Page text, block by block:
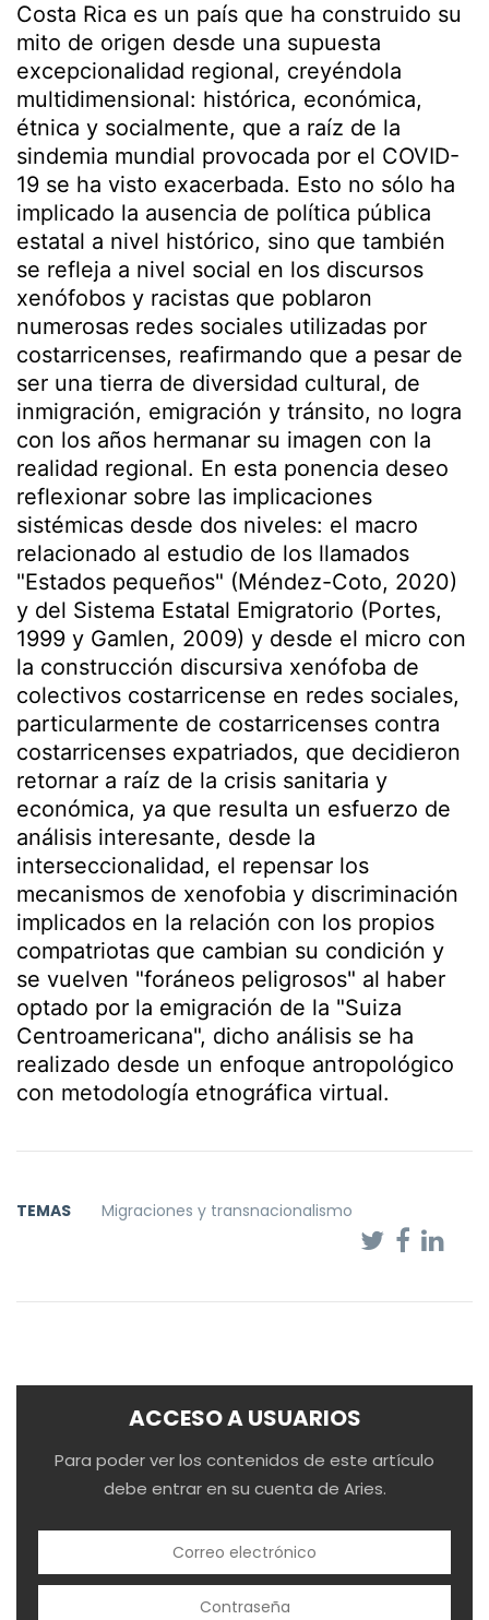
Costa Rica es un país que ha construido su
mito de origen desde una supuesta
excepcionalidad regional, creyéndola
multidimensional: histórica, económica,
étnica y socialmente, que a raíz de la
sindemia mundial provocada por el COVID-
19 se ha visto exacerbada. Esto no sólo ha
implicado la ausencia de política pública
estatal a nivel histórico, sino que también
se refleja a nivel social en los discursos
xenófobos y racistas que poblaron
numerosas redes sociales utilizadas por
costarricenses, reafirmando que a pesar de
ser una tierra de diversidad cultural, de
inmigración, emigración y tránsito, no logra
con los años hermanar su imagen con la
realidad regional. En esta ponencia deseo
reflexionar sobre las implicaciones
sistémicas desde dos niveles: el macro
relacionado al estudio de los llamados
"Estados pequeños" (Méndez-Coto, 2020)
y del Sistema Estatal Emigratorio (Portes,
1999 y Gamlen, 2009) y desde el micro con
la construcción discursiva xenófoba de
colectivos costarricense en redes sociales,
particularmente de costarricenses contra
costarricenses expatriados, que decidieron
retornar a raíz de la crisis sanitaria y
económica, ya que resulta un esfuerzo de
análisis interesante, desde la
interseccionalidad, el repensar los
mecanismos de xenofobia y discriminación
implicados en la relación con los propios
compatriotas que cambian su condición y
se vuelven "foráneos peligrosos" al haber
optado por la emigración de la "Suiza
Centroamericana", dicho análisis se ha
realizado desde un enfoque antropológico
con metodología etnográfica virtual.
TEMAS Migraciones y transnacionalismo
ACCESO A USUARIOS
Para poder ver los contenidos de este artículo
debe entrar en su cuenta de Aries.